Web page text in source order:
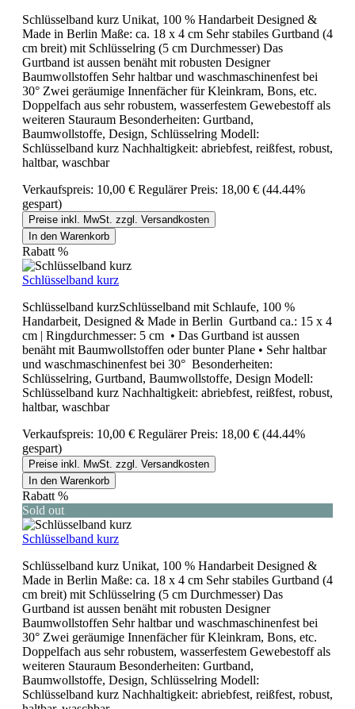
Schlüsselband kurz Unikat, 100 % Handarbeit Designed &
Made in Berlin Maße: ca. 18 x 4 cm Sehr stabiles Gurtband (4
cm breit) mit Schlüsselring (5 cm Durchmesser) Das
Gurtband ist aussen benäht mit robusten Designer
Baumwollstoffen Sehr haltbar und waschmaschinenfest bei
30° Zwei geräumige Innenfächer für Kleinkram, Bons, etc.
Doppelfach aus sehr robustem, wasserfestem Gewebestoff als
weiteren Stauraum Besonderheiten: Gurtband,
Baumwollstoffe, Design, Schlüsselring Modell:
Schlüsselband kurz Nachhaltigkeit: abriebfest, reißfest, robust,
haltbar, waschbar
Verkaufspreis: 10,00 € Regulärer Preis: 18,00 € (44.44%
gespart)
Preise inkl. MwSt. zzgl. Versandkosten
In den Warenkorb
Rabatt %
Schlüsselband kurz
Schlüsselband kurzSchlüsselband mit Schlaufe, 100 %
Handarbeit, Designed & Made in Berlin Gurtband ca.: 15 x 4
cm | Ringdurchmesser: 5 cm • Das Gurtband ist aussen
benäht mit Baumwollstoffen oder bunter Plane • Sehr haltbar
und waschmaschinenfest bei 30° Besonderheiten:
Schlüsselring, Gurtband, Baumwollstoffe, Design Modell:
Schlüsselband kurz Nachhaltigkeit: abriebfest, reißfest, robust,
haltbar, waschbar
Verkaufspreis: 10,00 € Regulärer Preis: 18,00 € (44.44%
gespart)
Preise inkl. MwSt. zzgl. Versandkosten
In den Warenkorb
Rabatt %
Sold out
Schlüsselband kurz
Schlüsselband kurz Unikat, 100 % Handarbeit Designed &
Made in Berlin Maße: ca. 18 x 4 cm Sehr stabiles Gurtband (4
cm breit) mit Schlüsselring (5 cm Durchmesser) Das
Gurtband ist aussen benäht mit robusten Designer
Baumwollstoffen Sehr haltbar und waschmaschinenfest bei
30° Zwei geräumige Innenfächer für Kleinkram, Bons, etc.
Doppelfach aus sehr robustem, wasserfestem Gewebestoff als
weiteren Stauraum Besonderheiten: Gurtband,
Baumwollstoffe, Design, Schlüsselring Modell:
Schlüsselband kurz Nachhaltigkeit: abriebfest, reißfest, robust,